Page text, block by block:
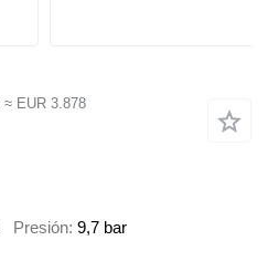
≈ EUR 3.878
Presión 9,7 bar